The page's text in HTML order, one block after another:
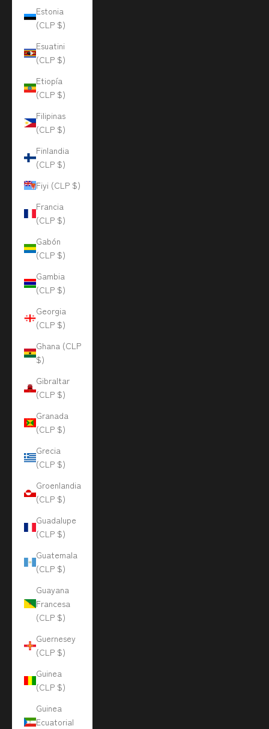
Estonia
(CLP $)
Esuatini
(CLP $)
Etiopía
(CLP $)
Filipinas
(CLP $)
Finlandia
(CLP $)
Fiyi (CLP $)
Francia
(CLP $)
Gabón
(CLP $)
Gambia
(CLP $)
Georgia
(CLP $)
Ghana (CLP
$)
Gibraltar
(CLP $)
Granada
(CLP $)
Grecia
(CLP $)
Groenlandia
(CLP $)
Guadalupe
(CLP $)
Guatemala
(CLP $)
Guayana
Francesa
(CLP $)
Guernesey
(CLP $)
Guinea
(CLP $)
Guinea
Ecuatorial